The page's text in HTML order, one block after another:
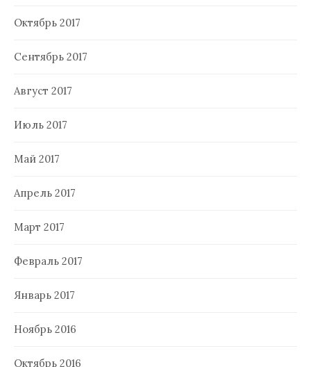
Октябрь 2017
Сентябрь 2017
Август 2017
Июль 2017
Май 2017
Апрель 2017
Март 2017
Февраль 2017
Январь 2017
Ноябрь 2016
Октябрь 2016